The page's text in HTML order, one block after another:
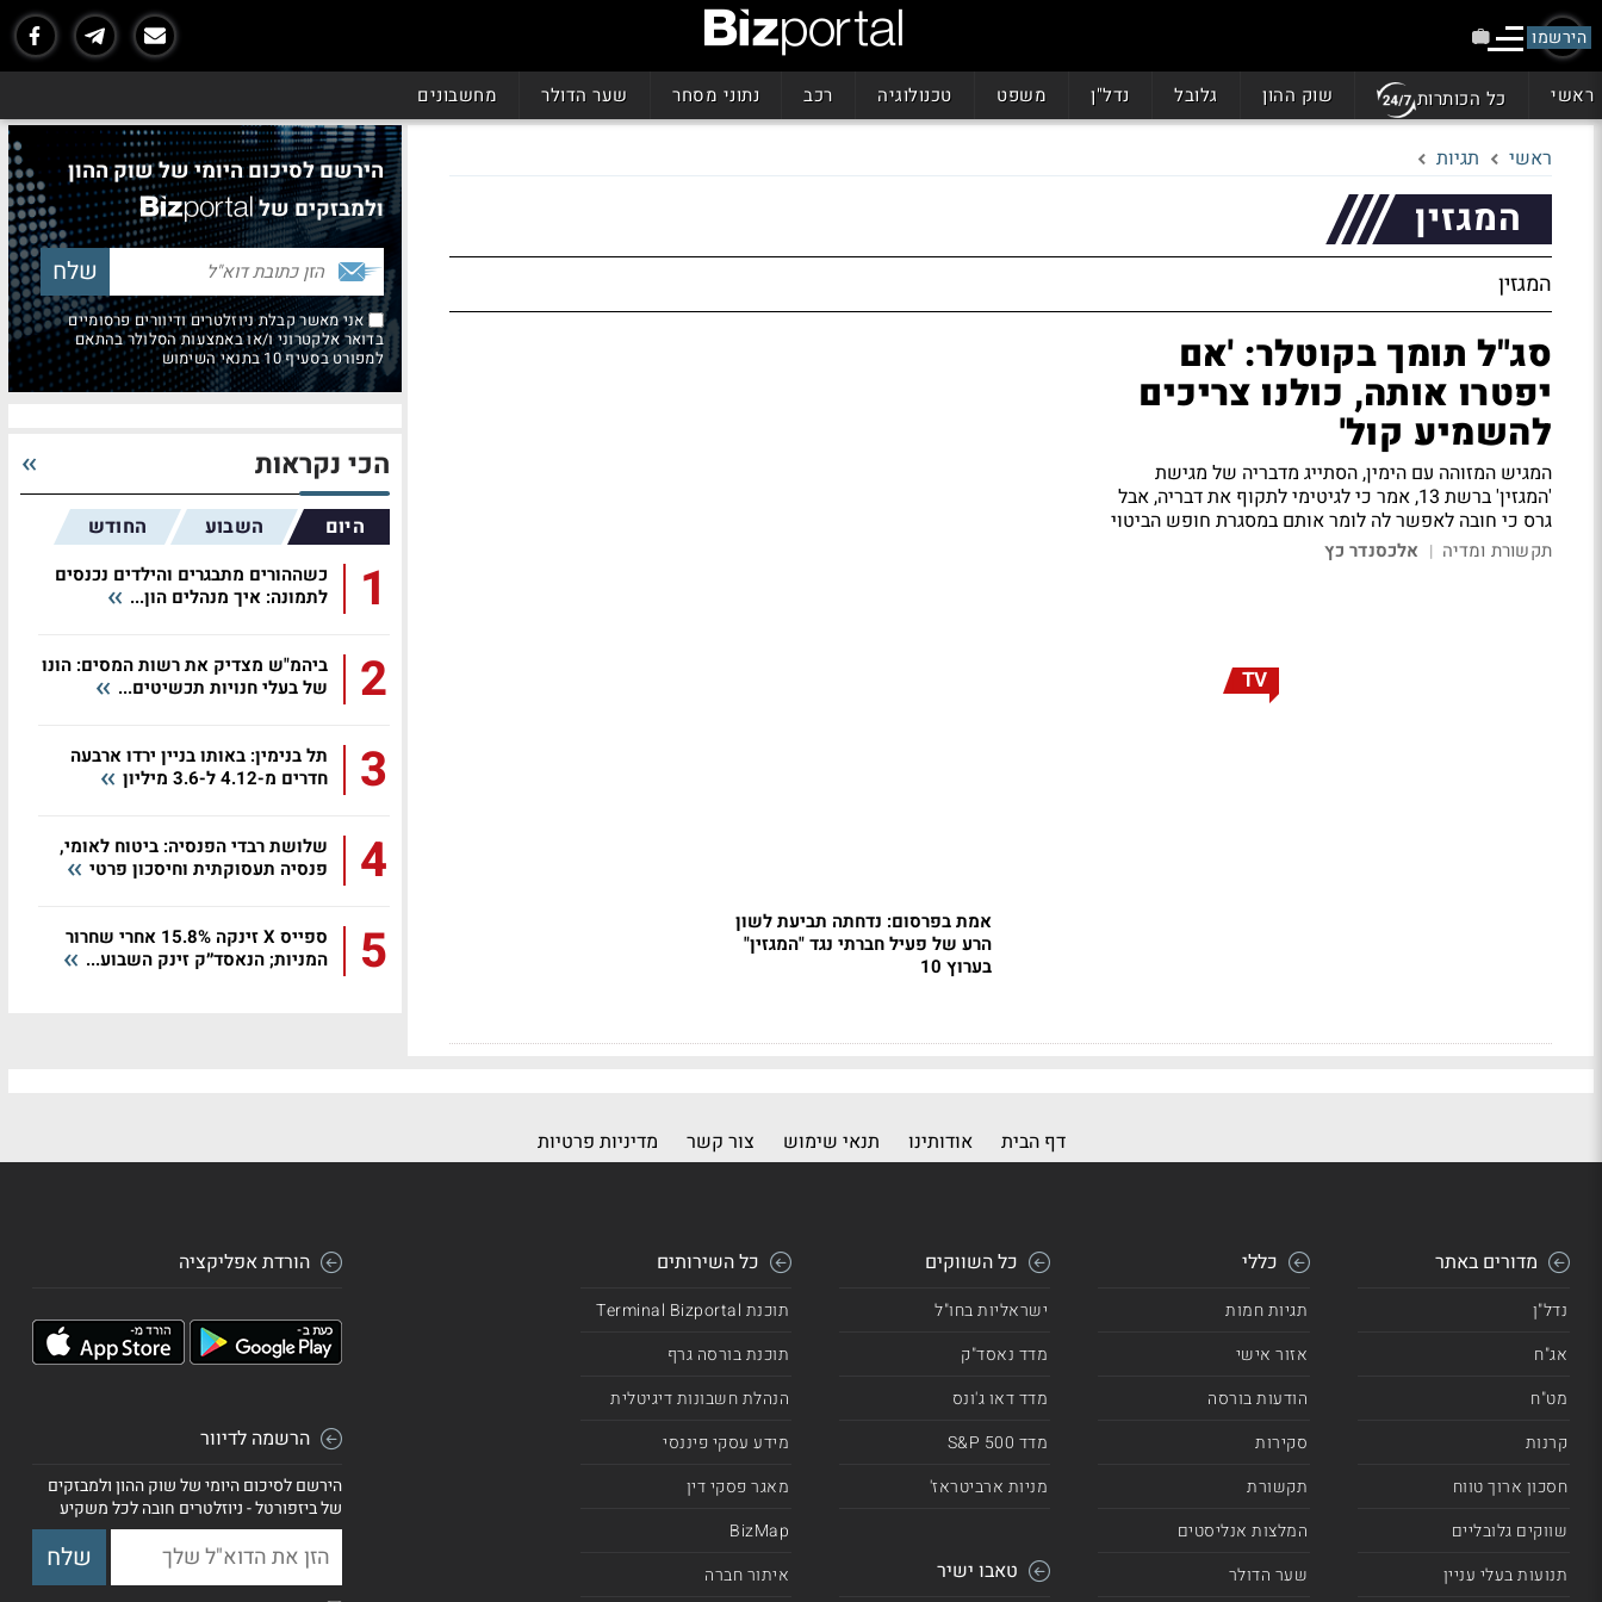
הירשמו
ראשי כל הכותרות שוק ההון גלובל נדל"ן משפט טכנולוגיה רכב נתוני מסחר שער הדולר מחשבונים
ראשי תגיות
המגזין
המגזין
סג"ל תומך בקוטלר: 'אם
יפטרו אותה, כולנו צריכים
להשמיע קול'
המגיש המזוהה עם הימין, הסתייג מדבריה של מגישת
'המגזין' ברשת 13, אמר כי לגיטימי לתקוף את דבריה, אבל
גרס כי חובה לאפשר לה לומר אותם במסגרת חופש הביטוי
תקשורת ומדיה | אלכסנדר כץ
TV
אמת בפרסום: נדחתה תביעת לשון
הרע של פעיל חברתי נגד "המגזין"
בערוץ 10
הירשם לסיכום היומי של שוק ההון
ולמבזקים של
אני מאשר קבלת ניוזלטרים ודיוורים פרסומיים
בדואר אלקטרוני ו/או באמצעות הסלולר בהתאם
למפורט בסעיף 10 בתנאי השימוש
הכי נקראות
היום השבוע החודש
1
כשההורים מתבגרים והילדים נכנסים
לתמונה: איך מנהלים הון...
2
ביהמ"ש מצדיק את רשות המסים: הונו
של בעלי חנויות תכשיטים...
3
תל בנימין: באותו בניין ירדו ארבעה
חדרים מ-4.12 ל-3.6 מיליון
4
שלושת רבדי הפנסיה: ביטוח לאומי,
פנסיה תעסוקתית וחיסכון פרטי
5
ספייס X זינקה 15.8% אחרי שחרור
המניות; הנאסד״ק זינק השבוע...
דף הבית אודותינו תנאי שימוש צור קשר מדיניות פרטיות
מדורים באתר
נדל"ן
אג"ח
מט"ח
קרנות
חסכון ארוך טווח
שווקים גלובליים
תנועות בעלי עניין
כללי
תגיות חמות
אזור אישי
הודעות בורסה
סקירות
תקשורת
המלצות אנליסטים
שער הדולר
כל השווקים
ישראליות בחו"ל
מדד נאסד"ק
מדד דאו ג'ונס
מדד 500 S&P
מניות ארביטראז'
טאבו ישיר
כל השירותים
תוכנת Terminal Bizportal
תוכנת בורסה גרף
הנהלת חשבונות דיגיטלית
מידע עסקי פיננסי
מאגר פסקי דין
BizMap
איתור חברה
הורדת אפליקציה
הרשמה לדיוור
הירשם לסיכום היומי של שוק ההון ולמבזקים
של ביזפורטל - ניוזלטרים חובה לכל משקיע